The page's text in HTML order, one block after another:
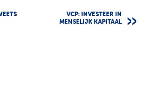
VCP: INVESTEER IN
MENSELIJK KAPITAAL